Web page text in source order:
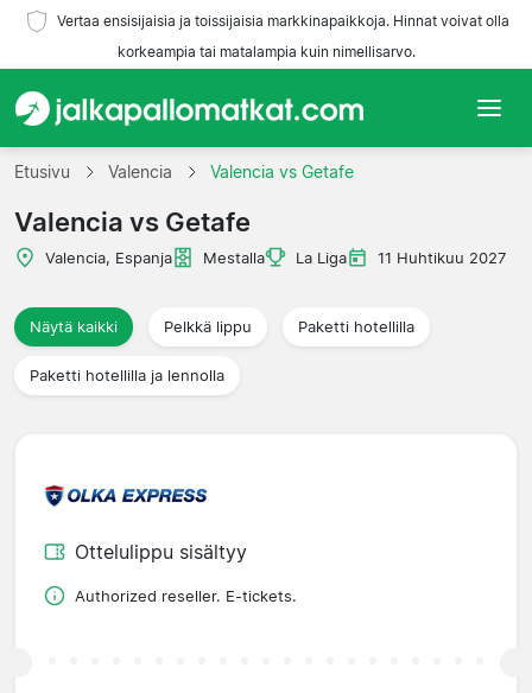
Vertaa ensisijaisia ja toissijaisia markkinapaikkoja. Hinnat voivat olla
korkeampia tai matalampia kuin nimellisarvo.
Etusivu
Joukkueet
Matkatoimistoja
Etusivu Valencia Valencia vs Getafe
Valencia vs Getafe
Valencia, Espanja Mestalla La Liga 11 Huhtikuu 2027
Näytä kaikki Pelkkä lippu Paketti hotellilla
Paketti hotellilla ja lennolla
Ottelulippu sisältyy
Authorized reseller. E-tickets.